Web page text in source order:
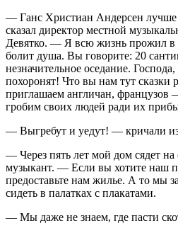
— Ганс Христиан Андерсен
сказал директор местной
Девятко. — Я всю жизнь прожил в
болит душа. Вы говорите: 20
незначительное оседание.
похоронят! Что вы нам тут сказки
приглашаем англичан, французов
гробим своих людей ради их
— Выгребут и уедут! — кричали из
— Через пять лет мой дом сядет
музыкант. — Если вы хотите наш
предоставьте нам жилье. А то мы
сидеть в палатках с плакатами.
— Мы даже не знаем, где пасти